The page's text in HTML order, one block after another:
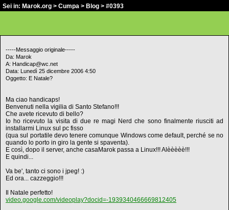
Sei in: Marok.org > Cumpa > Blog > #0393
-----Messaggio originale-----
Da: Marok
A: Handicap@wc.net
Data: Lunedì 25 dicembre 2006 4:50
Oggetto: E Natale?
Ma ciao handicaps!
Benvenuti nella vigilia di Santo Stefano!!!
Che avete ricevuto di bello?
Io ho ricevuto la visita di due re magi Nerd che sono finalmente riusciti ad
installarmi Linux sul pc fisso
(qua sul portatile devo tenere comunque Windows come default, perché se no
quando lo porto in giro la gente si spaventa).
E così, dopo il server, anche casaMarok passa a Linux!!! Alèèèèè!!!
E quindi...
Va be', tanto ci sono i jpeg! :)
Ed ora... cazzeggio!!!
Il Natale perfetto!
video.google.com/videoplay?docid=-1939340466669812405